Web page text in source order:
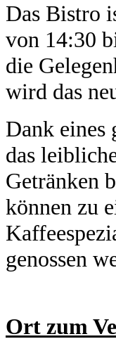
Das Bistro
von 14:30
die
wird das
Dank eines
das
Getränken
können zu
genossen
Ort zum